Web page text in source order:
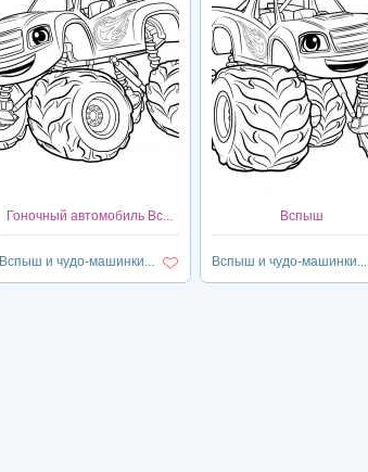
Гоночный автомобиль Вс...
Вспыш и чудо-машинки...
Вспыш
Вспыш и чудо-машинки...